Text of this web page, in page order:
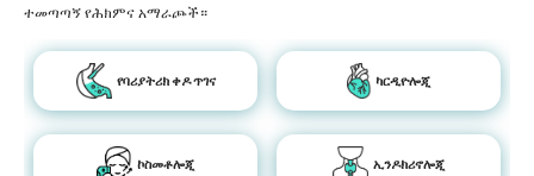
ተመጣጣኝ የሕክምና አማራጮች።
የባሪያትሪክ ቀዶ ጥገና ካርዲዮሎጂ
ኮስመቶሎጂ ኢንዶክሪኖሎጂ